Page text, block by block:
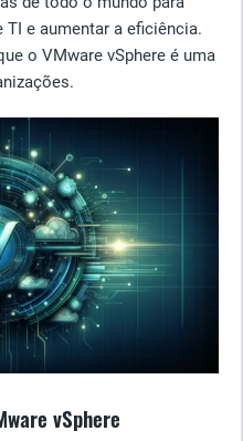
e aumentar a eficiência.
o VMware vSphere é uma
vSphere